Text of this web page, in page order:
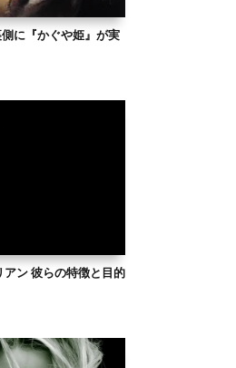
に『かぐや姫』が実
ン 彼らの特徴と目的